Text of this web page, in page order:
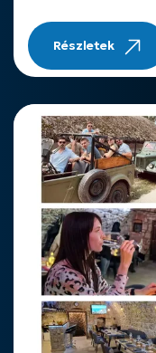
Részletek